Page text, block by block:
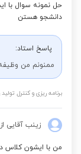
حل نمونه سوال با
دانشجو هستن
پاسخ استاد:
ممنونم من
برنامه ریزی و کنترل تولید
زینب آقایی
من با ایشون کلاس